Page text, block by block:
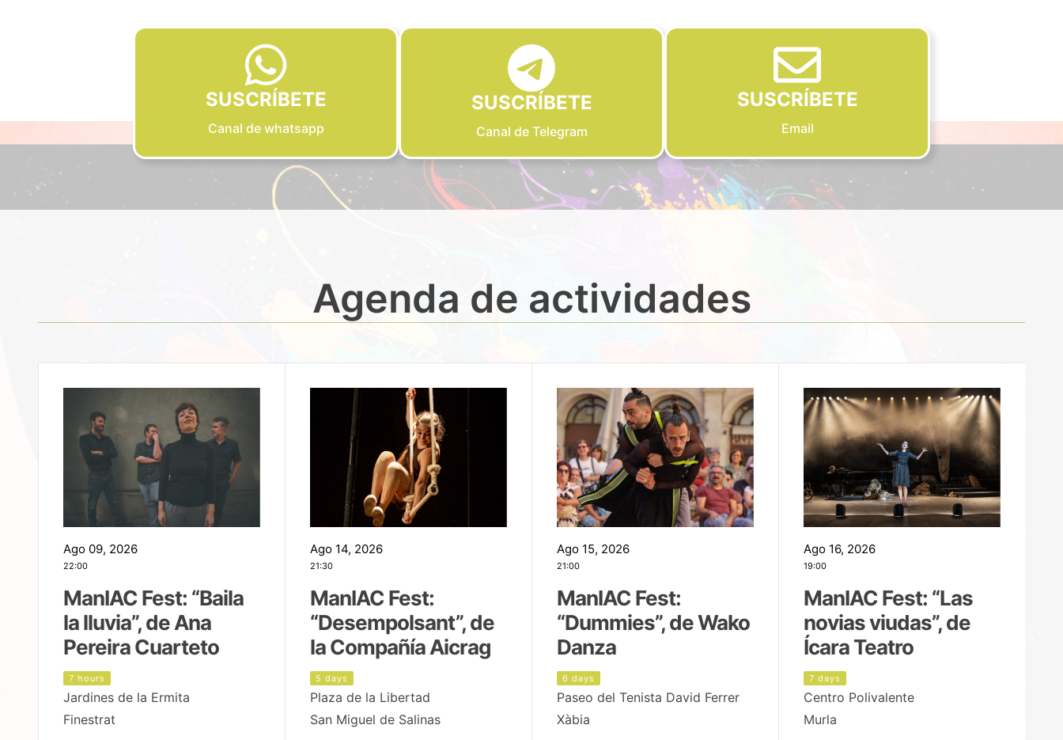
SUSCRÍBETE
Canal de whatsapp
SUSCRÍBETE
Canal de Telegram
SUSCRÍBETE
Email
Agenda de actividades
Ago 09, 2026
22:00
ManIAC Fest: “Baila
la lluvia”, de Ana
Pereira Cuarteto
7 hours
Jardines de la Ermita
Finestrat
Ago 14, 2026
21:30
ManIAC Fest:
“Desempolsant”, de
la Compañía Aicrag
5 days
Plaza de la Libertad
San Miguel de Salinas
Ago 15, 2026
21:00
ManIAC Fest:
“Dummies”, de Wako
Danza
6 days
Paseo del Tenista David Ferrer
Xàbia
Ago 16, 2026
19:00
ManIAC Fest: “Las
novias viudas”, de
Ícara Teatro
7 days
Centro Polivalente
Murla